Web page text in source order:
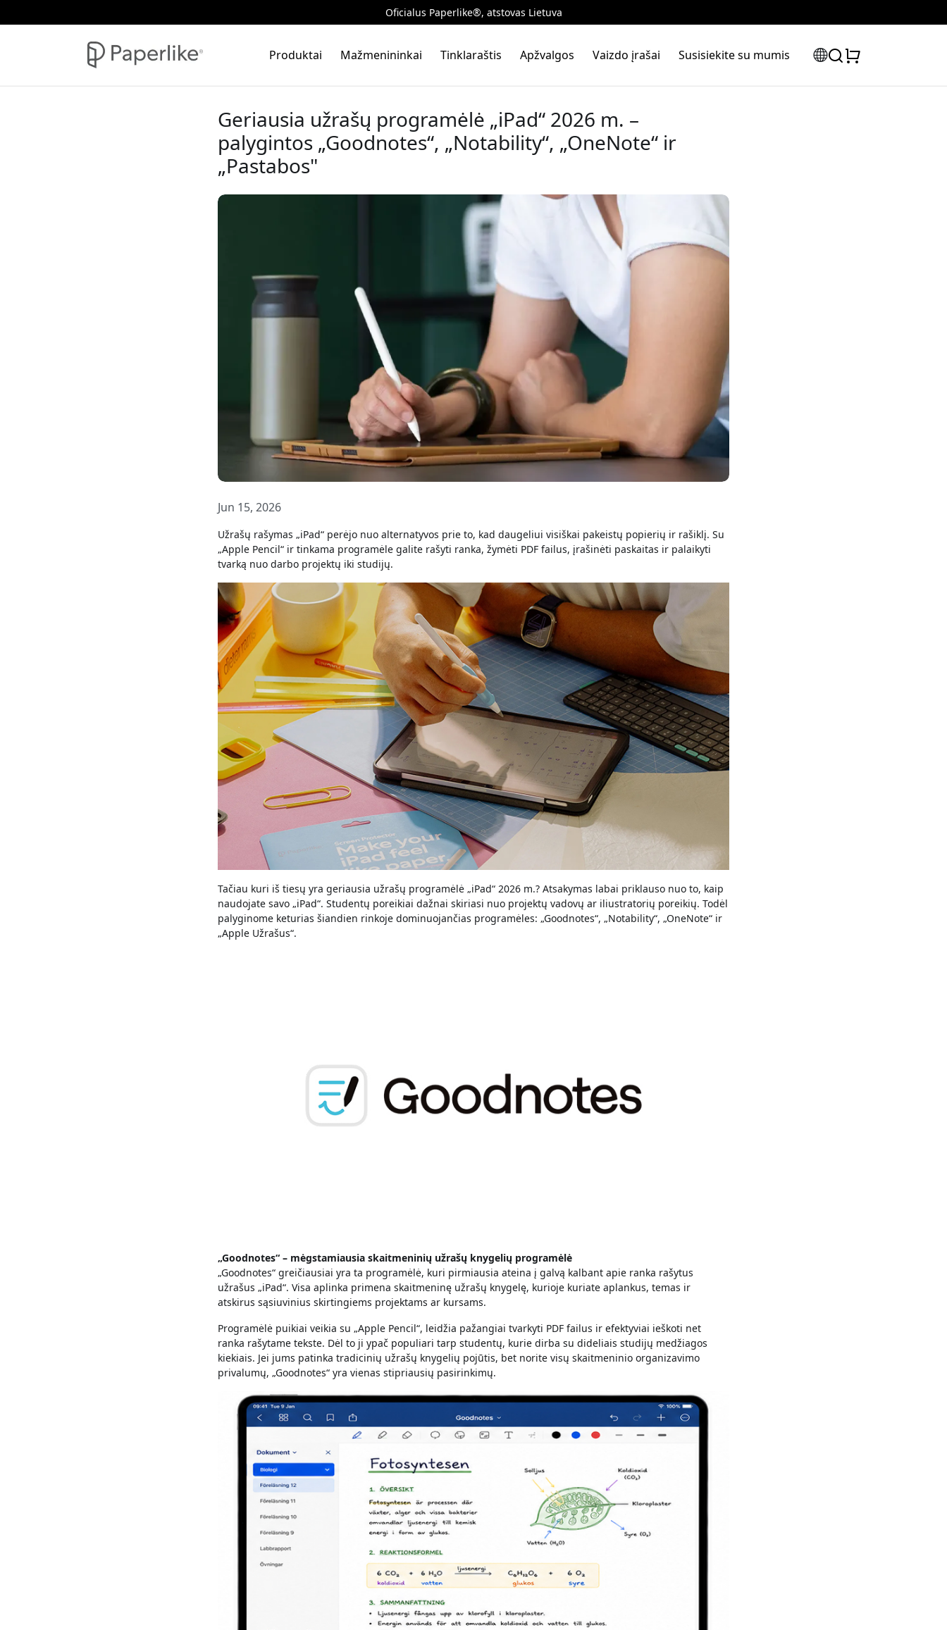
Oficialus Paperlike®, atstovas Lietuva
Produktai Mažmenininkai Tinklaraštis Apžvalgos Vaizdo įrašai Susisiekite su mumis
Geriausia užrašų programėlė „iPad“ 2026 m. –
palygintos „Goodnotes“, „Notability“, „OneNote“ ir
„Pastabos"
Jun 15, 2026
Užrašų rašymas „iPad“ perėjo nuo alternatyvos prie to, kad daugeliui visiškai pakeistų popierių ir rašiklį. Su
„Apple Pencil“ ir tinkama programėle galite rašyti ranka, žymėti PDF failus, įrašinėti paskaitas ir palaikyti
tvarką nuo darbo projektų iki studijų.
Tačiau kuri iš tiesų yra geriausia užrašų programėlė „iPad“ 2026 m.? Atsakymas labai priklauso nuo to, kaip
naudojate savo „iPad“. Studentų poreikiai dažnai skiriasi nuo projektų vadovų ar iliustratorių poreikių. Todėl
palyginome keturias šiandien rinkoje dominuojančias programėles: „Goodnotes“, „Notability“, „OneNote“ ir
„Apple Užrašus“.
„Goodnotes“ – mėgstamiausia skaitmeninių užrašų knygelių programėlė
„Goodnotes“ greičiausiai yra ta programėlė, kuri pirmiausia ateina į galvą kalbant apie ranka rašytus
užrašus „iPad“. Visa aplinka primena skaitmeninę užrašų knygelę, kurioje kuriate aplankus, temas ir
atskirus sąsiuvinius skirtingiems projektams ar kursams.
Programėlė puikiai veikia su „Apple Pencil“, leidžia pažangiai tvarkyti PDF failus ir efektyviai ieškoti net
ranka rašytame tekste. Dėl to ji ypač populiari tarp studentų, kurie dirba su dideliais studijų medžiagos
kiekiais. Jei jums patinka tradicinių užrašų knygelių pojūtis, bet norite visų skaitmeninio organizavimo
privalumų, „Goodnotes“ yra vienas stipriausių pasirinkimų.